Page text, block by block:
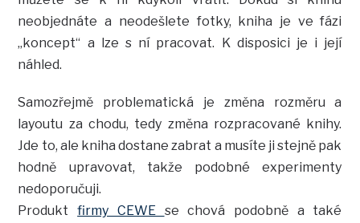
neobjednáte a neodešlete fotky, kniha je ve fázi
„koncept“ a lze s ní pracovat. K disposici je i její
náhled.
Samozřejmě problematická je změna rozměru a
layoutu za chodu, tedy změna rozpracované knihy.
Jde to, ale kniha dostane zabrat a musíte ji stejně pak
hodně upravovat, takže podobné experimenty
nedoporučuji.
Produktfirmy CEWE se chová podobně a také